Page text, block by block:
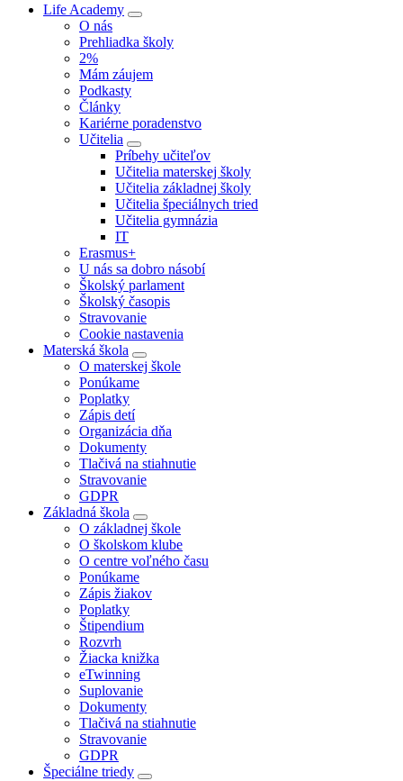
Life Academy
O nás
Prehliadka školy
2%
Mám záujem
Podkasty
Články
Kariérne poradenstvo
Učitelia
Príbehy učiteľov
Učitelia materskej školy
Učitelia základnej školy
Učitelia špeciálnych tried
Učitelia gymnázia
IT
Erasmus+
U nás sa dobro násobí
Školský parlament
Školský časopis
Stravovanie
Cookie nastavenia
Materská škola
O materskej škole
Ponúkame
Poplatky
Zápis detí
Organizácia dňa
Dokumenty
Tlačivá na stiahnutie
Stravovanie
GDPR
Základná škola
O základnej škole
O školskom klube
O centre voľného času
Ponúkame
Zápis žiakov
Poplatky
Štipendium
Rozvrh
Žiacka knižka
eTwinning
Suplovanie
Dokumenty
Tlačivá na stiahnutie
Stravovanie
GDPR
Špeciálne triedy